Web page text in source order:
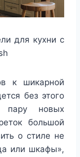
для кухни с
к шикарной
без этого
пару новых
большой
о стиле не
или шкафы»,